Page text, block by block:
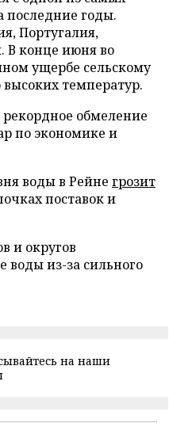
последние годы.
Португалия,
В конце июня во
ущербе сельскому
высоких температур.
обмеление
по экономике и
воды в Рейне грозит
поставок и
и округов
воды из-за сильного
на наши